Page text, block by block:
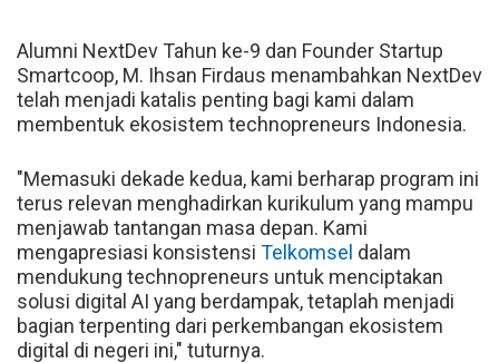
Alumni NextDev Tahun ke-9 dan Founder Startup
Smartcoop, M. Ihsan Firdaus menambahkan NextDev
telah menjadi katalis penting bagi kami dalam
membentuk ekosistem technopreneurs Indonesia.
"Memasuki dekade kedua, kami berharap program ini
terus relevan menghadirkan kurikulum yang mampu
menjawab tantangan masa depan. Kami
mengapresiasi konsistensi Telkomsel dalam
mendukung technopreneurs untuk menciptakan
solusi digital AI yang berdampak, tetaplah menjadi
bagian terpenting dari perkembangan ekosistem
digital di negeri ini," tuturnya.